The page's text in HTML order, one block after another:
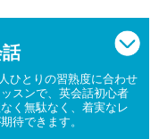
話
ひとりの習熟度に合わせ
スンで、英会話初心者
く無駄なく、着実なレ
待できます。